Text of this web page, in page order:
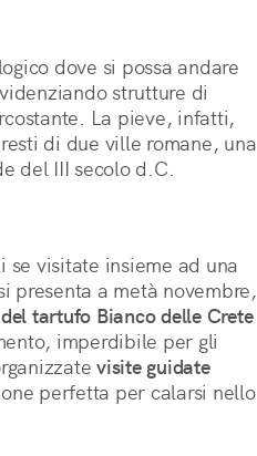
strutture di
La pieve, infatti,
di due ville romane, una
del III secolo d.C.
visitate insieme ad una
presenta a metà novembre,
tartufo Bianco delle Crete
imperdibile per gli
visite guidate
perfetta per calarsi nello